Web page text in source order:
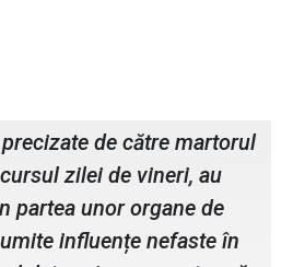
precizate de către martorul
zilei de vineri, au
partea unor organe de
influențe nefaste în